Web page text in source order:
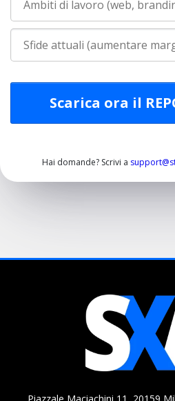
Scarica ora il
Hai domande? Scrivi a